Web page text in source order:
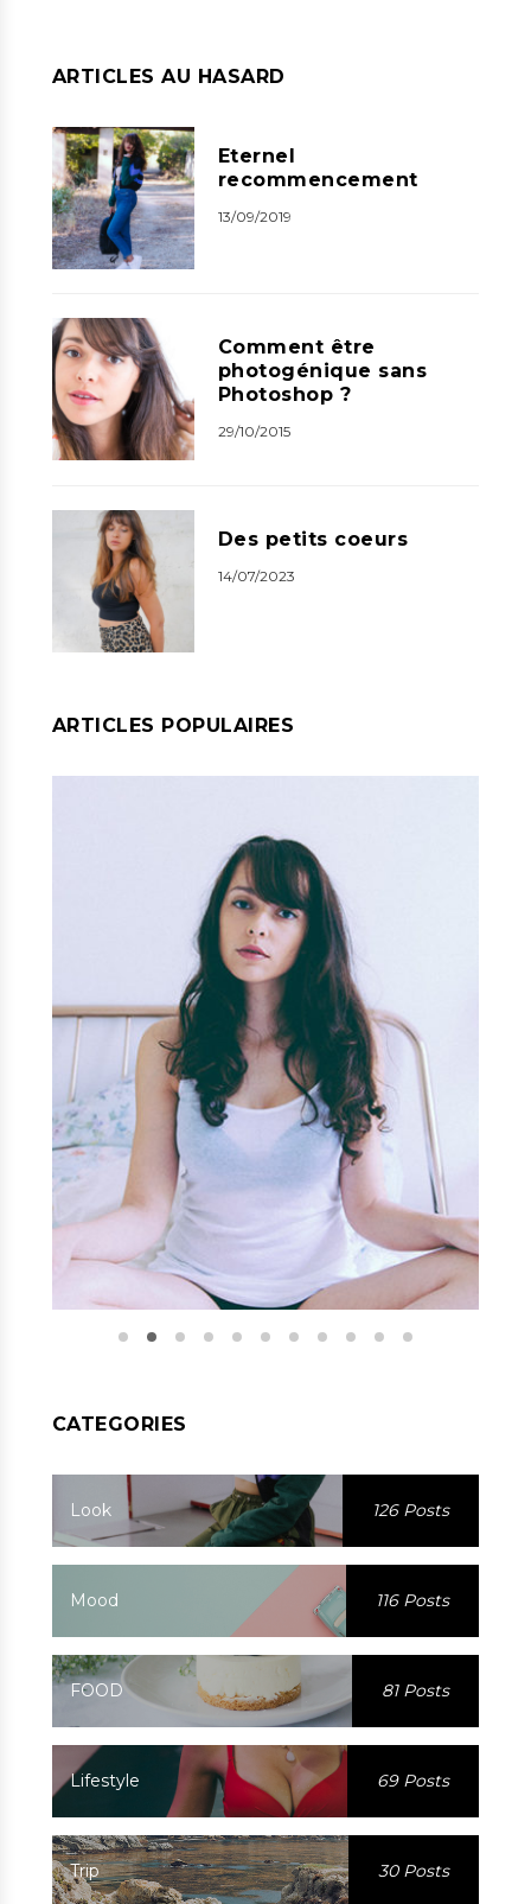
ARTICLES AU HASARD
Eternel
recommencement
13/09/2019
Comment être
photogénique sans
Photoshop ?
29/10/2015
Des petits coeurs
14/07/2023
ARTICLES POPULAIRES
CATEGORIES
Look 126 Posts
Mood 116 Posts
FOOD 81 Posts
Lifestyle 69 Posts
Trip 30 Posts